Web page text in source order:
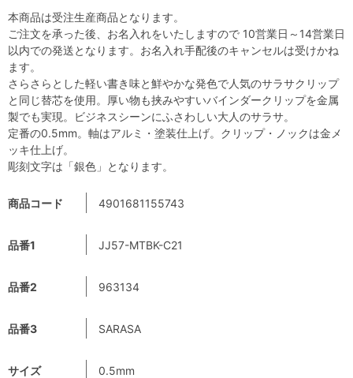
商品コード 4901681155743
品番1 JJ57-MTBK-C21
品番2 963134
品番3 SARASA
サイズ 0.5mm
本商品は受注生産商品となります。
ご注文を承った後、お名入れをいたしますので 10営業日～14営業日
以内での発送となります。お名入れ手配後のキャンセルは受けかね
ます。
さらさらとした軽い書き味と鮮やかな発色で人気のサラサクリップ
と同じ替芯を使用。厚い物も挟みやすいバインダークリップを金属
製でも実現。ビジネスシーンにふさわしい大人のサラサ。
定番の0.5mm。軸はアルミ・塗装仕上げ。クリップ・ノックは金メ
ッキ仕上げ。
彫刻文字は「銀色」となります。